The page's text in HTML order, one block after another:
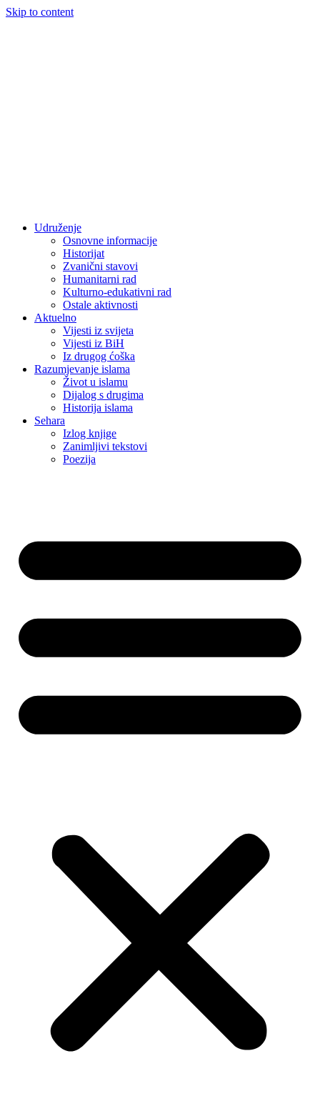
Skip to content
Udruženje
Osnovne informacije
Historijat
Zvanični stavovi
Humanitarni rad
Kulturno-edukativni rad
Ostale aktivnosti
Aktuelno
Vijesti iz svijeta
Vijesti iz BiH
Iz drugog ćoška
Razumjevanje islama
Život u islamu
Dijalog s drugima
Historija islama
Sehara
Izlog knjige
Zanimljivi tekstovi
Poezija